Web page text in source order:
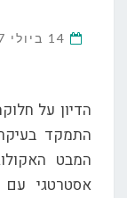
14 ביולי 2017
הדיון על
התמקד
המבט
אסטרטגי עם